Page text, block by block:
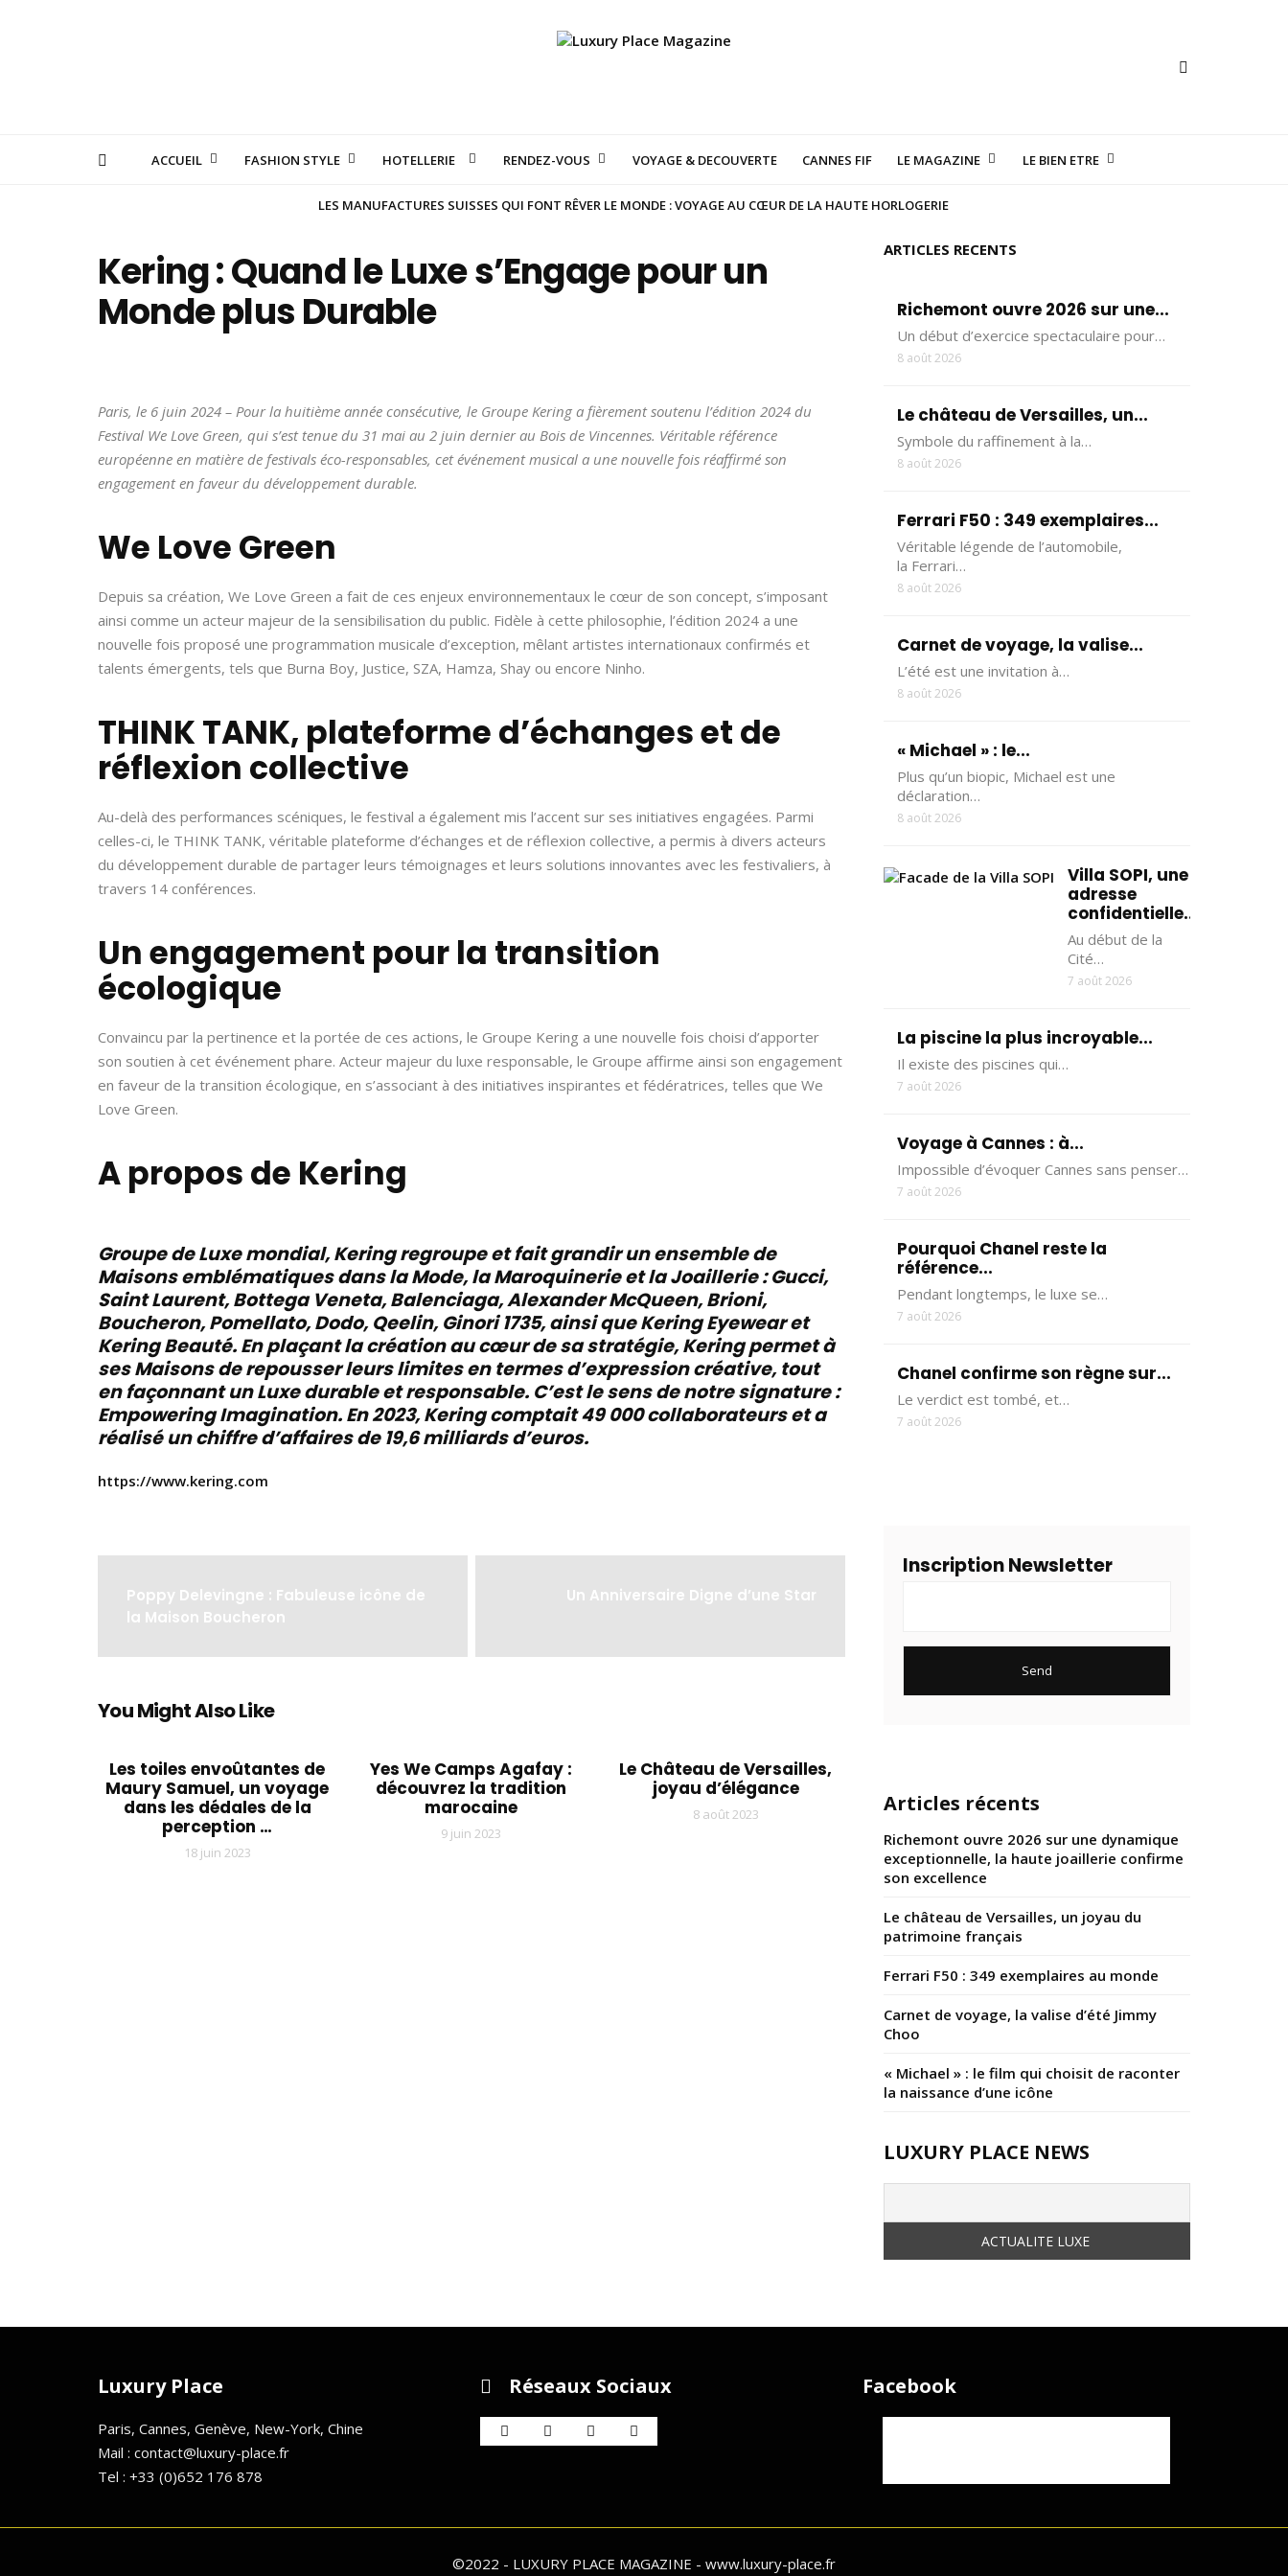
ACCUEIL FASHION STYLE HOTELLERIE RENDEZ-VOUS VOYAGE & DECOUVERTE CANNES FIF LE MAGAZINE LE BIEN ETRE
LES MANUFACTURES SUISSES QUI FONT RÊVER LE MONDE : VOYAGE AU CŒUR DE LA HAUTE HORLOGERIE
Kering : Quand le Luxe s’Engage pour un
Monde plus Durable
Paris, le 6 juin 2024 – Pour la huitième année consécutive, le Groupe Kering a fièrement soutenu l’édition 2024 du
Festival We Love Green, qui s’est tenue du 31 mai au 2 juin dernier au Bois de Vincennes. Véritable référence
européenne en matière de festivals éco-responsables, cet événement musical a une nouvelle fois réaffirmé son
engagement en faveur du développement durable.
We Love Green
Depuis sa création, We Love Green a fait de ces enjeux environnementaux le cœur de son concept, s’imposant
ainsi comme un acteur majeur de la sensibilisation du public. Fidèle à cette philosophie, l’édition 2024 a une
nouvelle fois proposé une programmation musicale d’exception, mêlant artistes internationaux confirmés et
talents émergents, tels que Burna Boy, Justice, SZA, Hamza, Shay ou encore Ninho.
THINK TANK, plateforme d’échanges et de
réflexion collective
Au-delà des performances scéniques, le festival a également mis l’accent sur ses initiatives engagées. Parmi
celles-ci, le THINK TANK, véritable plateforme d’échanges et de réflexion collective, a permis à divers acteurs
du développement durable de partager leurs témoignages et leurs solutions innovantes avec les festivaliers, à
travers 14 conférences.
Un engagement pour la transition
écologique
Convaincu par la pertinence et la portée de ces actions, le Groupe Kering a une nouvelle fois choisi d’apporter
son soutien à cet événement phare. Acteur majeur du luxe responsable, le Groupe affirme ainsi son engagement
en faveur de la transition écologique, en s’associant à des initiatives inspirantes et fédératrices, telles que We
Love Green.
A propos de Kering
Groupe de Luxe mondial, Kering regroupe et fait grandir un ensemble de
Maisons emblématiques dans la Mode, la Maroquinerie et la Joaillerie : Gucci,
Saint Laurent, Bottega Veneta, Balenciaga, Alexander McQueen, Brioni,
Boucheron, Pomellato, Dodo, Qeelin, Ginori 1735, ainsi que Kering Eyewear et
Kering Beauté. En plaçant la création au cœur de sa stratégie, Kering permet à
ses Maisons de repousser leurs limites en termes d’expression créative, tout
en façonnant un Luxe durable et responsable. C’est le sens de notre signature :
Empowering Imagination. En 2023, Kering comptait 49 000 collaborateurs et a
réalisé un chiffre d’affaires de 19,6 milliards d’euros.
https://www.kering.com
Poppy Delevingne : Fabuleuse icône de
la Maison Boucheron
Un Anniversaire Digne d’une Star
You Might Also Like
Les toiles envoûtantes de
Maury Samuel, un voyage
dans les dédales de la
perception …
18 juin 2023
Yes We Camps Agafay :
découvrez la tradition
marocaine
9 juin 2023
Le Château de Versailles,
joyau d’élégance
8 août 2023
ARTICLES RECENTS
Richemont ouvre 2026 sur une...
Un début d’exercice spectaculaire pour…
8 août 2026
Le château de Versailles, un...
Symbole du raffinement à la…
8 août 2026
Ferrari F50 : 349 exemplaires...
Véritable légende de l’automobile,
la Ferrari…
8 août 2026
Carnet de voyage, la valise...
L’été est une invitation à…
8 août 2026
« Michael » : le...
Plus qu’un biopic, Michael est une
déclaration…
8 août 2026
Villa SOPI, une
adresse
confidentielle...
Au début de la
Cité…
7 août 2026
La piscine la plus incroyable...
Il existe des piscines qui…
7 août 2026
Voyage à Cannes : à...
Impossible d’évoquer Cannes sans penser…
7 août 2026
Pourquoi Chanel reste la
référence...
Pendant longtemps, le luxe se…
7 août 2026
Chanel confirme son règne sur...
Le verdict est tombé, et…
7 août 2026
Inscription Newsletter
Articles récents
Richemont ouvre 2026 sur une dynamique
exceptionnelle, la haute joaillerie confirme
son excellence
Le château de Versailles, un joyau du
patrimoine français
Ferrari F50 : 349 exemplaires au monde
Carnet de voyage, la valise d’été Jimmy
Choo
« Michael » : le film qui choisit de raconter
la naissance d’une icône
LUXURY PLACE NEWS
Luxury Place
Paris, Cannes, Genève, New-York, Chine
Mail : contact@luxury-place.fr
Tel : +33 (0)652 176 878
Réseaux Sociaux Facebook
©2022 - LUXURY PLACE MAGAZINE - www.luxury-place.fr